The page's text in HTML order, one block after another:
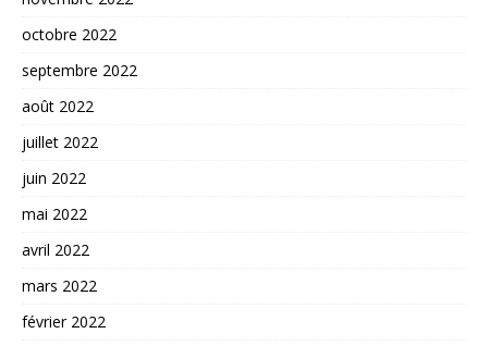
octobre 2022
septembre 2022
août 2022
juillet 2022
juin 2022
mai 2022
avril 2022
mars 2022
février 2022